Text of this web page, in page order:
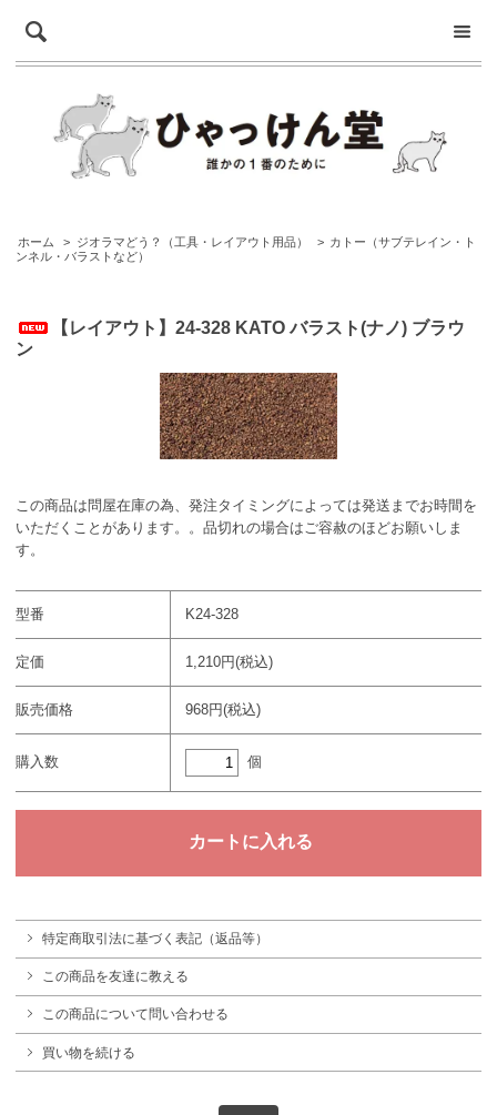
ホーム > ジオラマどう？（工具・レイアウト用品） > カトー（サブテレイン・ト
ンネル・バラストなど）
【レイアウト】24-328 KATO バラスト(ナノ) ブラウ
ン
この商品は問屋在庫の為、発注タイミングによっては発送までお時間を
いただくことがあります。。品切れの場合はご容赦のほどお願いしま
す。
型番 K24-328
定価 1,210円(税込)
販売価格 968円(税込)
購入数 個
特定商取引法に基づく表記（返品等）
この商品を友達に教える
この商品について問い合わせる
買い物を続ける